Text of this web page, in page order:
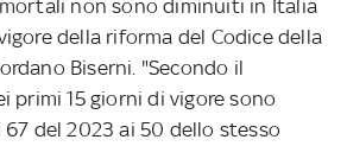
non sono diminuiti in Italia
della riforma del Codice della
Biserni. "Secondo il
primi 15 giorni di vigore sono
67 del 2023 ai 50 dello stesso